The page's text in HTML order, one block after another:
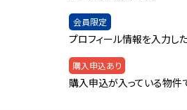
会員限定
プロフィール情報を入力し
購入申込あり
購入申込が入っている物件